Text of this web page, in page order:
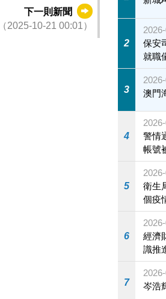
下一則新聞
2025-10-21 00:01）
2
保安
就職
3
澳門
4
警情
帳號
5
衛生
個疫
施
6
經濟
識推
7
岑浩